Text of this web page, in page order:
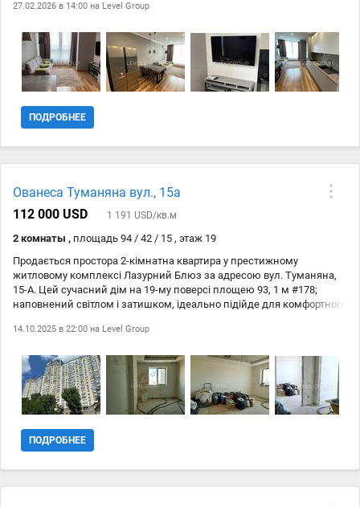
якісними меблями • Сучасна побутова техніка • Два телевізори,
санвузлі • Два інверторні кондиціонери • Простора комора на
поверсі для зберігання особистих речей • Можливість оренди
великого паркомісця Житловий комплекс: • Власна котельня та
трансформатор • Охайний підїзд, постійна охорона, консьєрж •
великий супермаркет NOVUS • До станції метро «Лівобережна» — 10
хвилин пішки. Вид обєкта: Вторинний ринок; Тип будинку:
27.02.2026 в 14:00 на Level Group
ПОДРОБНЕЕ
Ованеса Туманяна вул., 15а
112 000 USD
1 191 USD/кв.м
2 комнаты , площадь 94 / 42 / 15 , этаж 19
Продається простора 2-кімнатна квартира у престижному
житловому комплексі Лазурний Блюз за адресою вул. Туманяна,
15-А. Цей сучасний дім на 19-му поверсі площею 93, 1 м #178;
наповнений світлом і затишком, ідеально підійде для комфортного
планування квартири створене для зручності: дві затишні спальні,
вечорів із родиною або друзями, а також дві засклені лоджії, що
дарують чудовий панорамний вид, зокрема на Русанівський
канал. Окремо передбачено два санвузли, гардеробну кімнату та
місткий коридор. У квартирі вже зроблено електророзводку,
лічильник опалення, а стіни частково відштукатурені. Також
придбані міцні вхідні броньовані двері, готові до монтажу. Будинок
14.10.2025 в 22:00 на Level Group
ПОДРОБНЕЕ